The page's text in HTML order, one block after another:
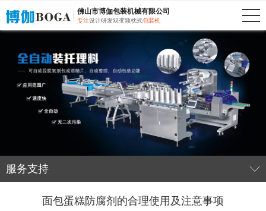
佛山市博伽包装机械有限公司
专注设计研发双变频枕式包装机
服务支持
面包蛋糕防腐剂的合理使用及注意事项